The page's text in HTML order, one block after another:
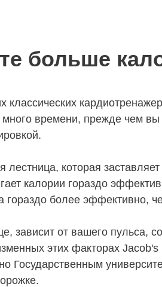
больше
времени, прежде чем
которая
калории гораздо
более эффективно,
зависит от вашего пульса,
этих факторах
Государственным